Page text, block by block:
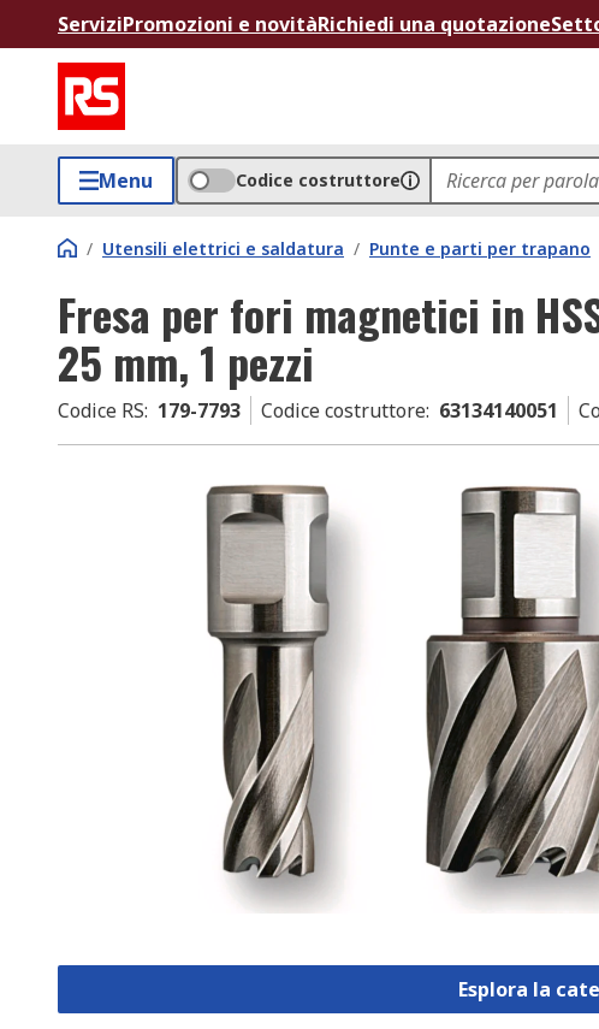
ServiziPromozioni e novitàRichiedi una quotazione
Menu Codice costruttore
/ Utensili elettrici e saldatura / Punte e parti per trapano
Fresa per fori magnetici in
25 mm, 1 pezzi
Codice RS: 179-7793 Codice costruttore: 63134140051
Esplora la